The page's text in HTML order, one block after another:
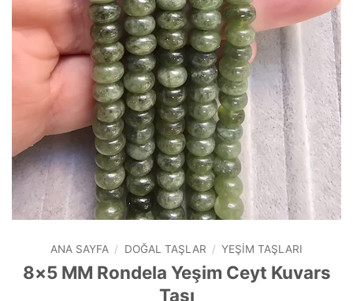
ANA SAYFA / DOĞAL TAŞLAR / YEŞIM TAŞLARI
8×5 MM Rondela Yeşim Ceyt Kuvars
Taşı